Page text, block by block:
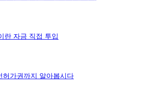
란 자금 직접 투입
허가권까지 알아봅시다